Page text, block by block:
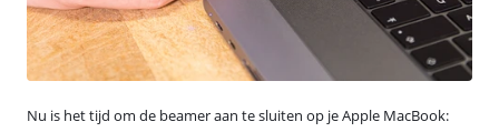
Nu is het tijd om de beamer aan te sluiten op je Apple MacBook: